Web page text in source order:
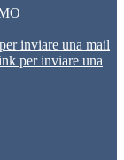
inviare una mail
per inviare una